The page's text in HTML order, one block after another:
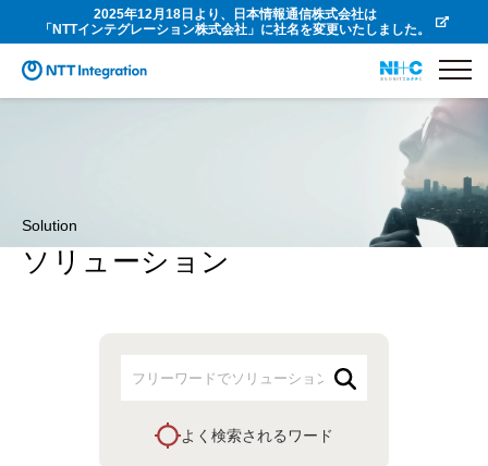
2025年12月18日より、日本情報通信株式会社は
「NTTインテグレーション株式会社」に社名を変更いたしました。
Solution
ソリューション
よく検索されるワード